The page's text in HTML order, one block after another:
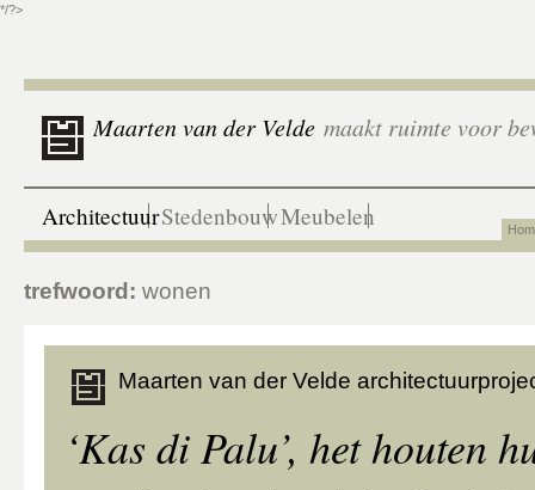
*/?>
Maarten van der Velde maakt ruimte voor
ArchitectuurStedenbouwMeubelen
trefwoord: wonen
Maarten van der Velde
‘Kas di Palu’, het houten